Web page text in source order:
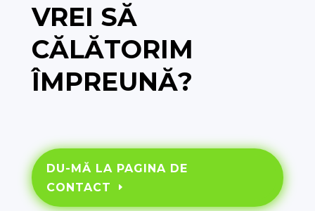
VREI SĂ
CĂLĂTORIM
ÎMPREUNĂ?
DU-MĂ LA PAGINA DE
CONTACT